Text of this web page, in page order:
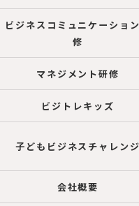
ビジネスコミュニケーショ
修
マネジメント研修
ビジトレキッズ
子どもビジネスチャレンジ
会社概要